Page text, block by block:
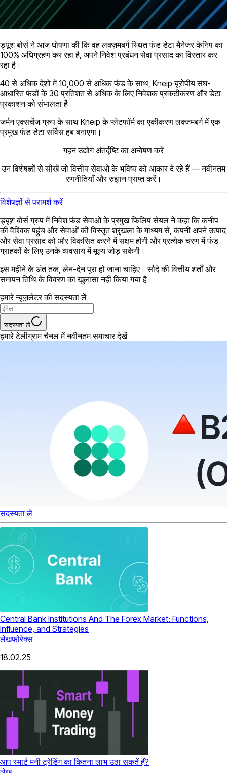
ड्यूश बोर्स ने आज घोषणा की कि वह लक्ज़मबर्ग स्थित फंड डेटा मैनेजर केनिप का
100% अधिग्रहण कर रहा है, अपने निवेश प्रबंधन सेवा प्रसाद का विस्तार कर
रहा है।
40 से अधिक देशों में 10,000 से अधिक फंड के साथ, Kneip यूरोपीय संघ-
आधारित फंडों के 30 प्रतिशत से अधिक के लिए निवेशक प्रकटीकरण और डेटा
प्रकाशन को संभालता है।
जर्मन एक्सचेंज ग्रुप के साथ Kneip के प्लेटफॉर्म का एकीकरण लक्जमबर्ग में एक
प्रमुख फंड डेटा सर्विस हब बनाएगा।
गहन उद्योग अंतर्दृष्टि का अन्वेषण करें
उन विशेषज्ञों से सीखें जो वित्तीय सेवाओं के भविष्य को आकार दे रहे हैं — नवीनतम
रणनीतियाँ और रुझान प्राप्त करें।
विशेषज्ञों से परामर्श करें
ड्यूश बोर्स ग्रुप में निवेश फंड सेवाओं के प्रमुख फिलिप सेयल ने कहा कि कनीप
की वैश्विक पहुंच और सेवाओं की विस्तृत श्रृंखला के माध्यम से, कंपनी अपने उत्पाद
और सेवा प्रसाद को और विकसित करने में सक्षम होगी और प्रत्येक चरण में फंड
ग्राहकों के लिए उनके व्यवसाय में मूल्य जोड़ सकेगी।
इस महीने के अंत तक, लेन-देन पूरा हो जाना चाहिए। सौदे की वित्तीय शर्तों और
समापन तिथि के विवरण का खुलासा नहीं किया गया है।
हमारे न्यूज़लेटर की सदस्यता लें
सदस्यता लें
हमारे टेलीग्राम चैनल में नवीनतम समाचार देखें
सदस्यता लें
Central Bank Institutions And The Forex Market: Functions,
Influence, and Strategies
लेखफोरेक्स
18.02.25
आप स्मार्ट मनी ट्रेडिंग का कितना लाभ उठा सकतें हैं?